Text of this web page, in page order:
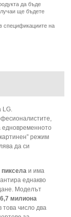
да бъде
ще бъдете
спецификациите на
едновременното
режим
да си
пикселаи има
еднакво
Моделът
милиона
това число два